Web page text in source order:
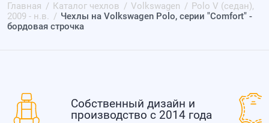
Главная Каталог чехлов Volkswagen
Polo V (седан),
2009 - н.в.
Чехлы на Volkswagen Polo, серии "Comfort" -
бордовая строчка
Собственный дизайн и
производство с 2014 года